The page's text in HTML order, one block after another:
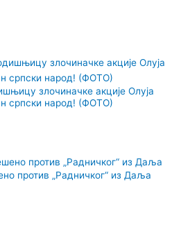
злочиначке акције Олуја
српски народ! (ФОТО)
против „Радничког“ из Даља